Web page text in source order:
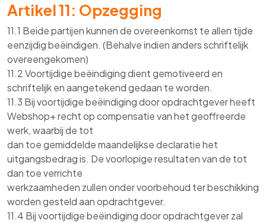
Artikel 11: Opzegging
11.1 Beide partijen kunnen de overeenkomst te allen tijde
eenzijdig beëindigen. (Behalve indien anders schriftelijk
overeengekomen)
11.2 Voortijdige beëindiging dient gemotiveerd en
schriftelijk en aangetekend gedaan te worden.
11.3 Bij voortijdige beëindiging door opdrachtgever heeft
Webshop+ recht op compensatie van het geoffreerde
werk, waarbij de tot
dan toe gemiddelde maandelijkse declaratie het
uitgangsbedrag is. De voorlopige resultaten van de tot
dan toe verrichte
werkzaamheden zullen onder voorbehoud ter beschikking
worden gesteld aan opdrachtgever.
11.4 Bij voortijdige beëindiging door opdrachtgever zal